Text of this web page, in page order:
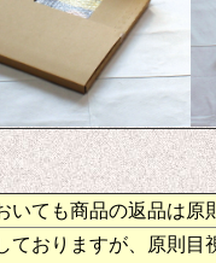
いても商品の返品は原
ておりますが、原則目